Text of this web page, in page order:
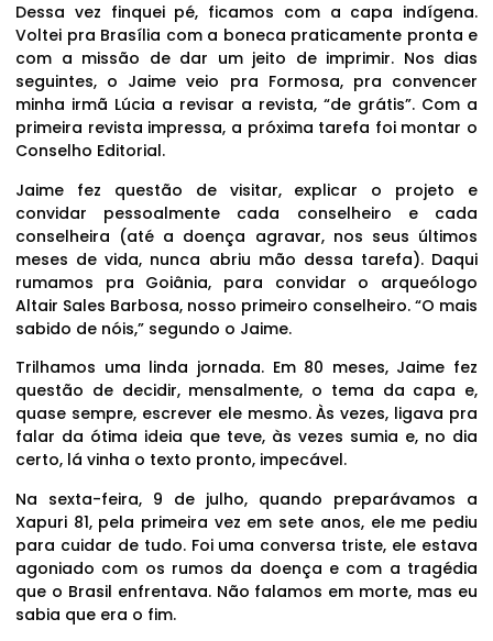
Dessa vez finquei pé, ficamos com a capa indígena.
Voltei pra Brasília com a boneca praticamente pronta e
com a missão de dar um jeito de imprimir. Nos dias
seguintes, o Jaime veio pra Formosa, pra convencer
minha irmã Lúcia a revisar a revista, “de grátis”. Com a
primeira revista impressa, a próxima tarefa foi montar o
Conselho Editorial.
Jaime fez questão de visitar, explicar o projeto e
convidar pessoalmente cada conselheiro e cada
conselheira (até a doença agravar, nos seus últimos
meses de vida, nunca abriu mão dessa tarefa). Daqui
rumamos pra Goiânia, para convidar o arqueólogo
Altair Sales Barbosa, nosso primeiro conselheiro. “O mais
sabido de nóis,” segundo o Jaime.
Trilhamos uma linda jornada. Em 80 meses, Jaime fez
questão de decidir, mensalmente, o tema da capa e,
quase sempre, escrever ele mesmo. Às vezes, ligava pra
falar da ótima ideia que teve, às vezes sumia e, no dia
certo, lá vinha o texto pronto, impecável.
Na sexta-feira, 9 de julho, quando preparávamos a
Xapuri 81, pela primeira vez em sete anos, ele me pediu
para cuidar de tudo. Foi uma conversa triste, ele estava
agoniado com os rumos da doença e com a tragédia
que o Brasil enfrentava. Não falamos em morte, mas eu
sabia que era o fim.